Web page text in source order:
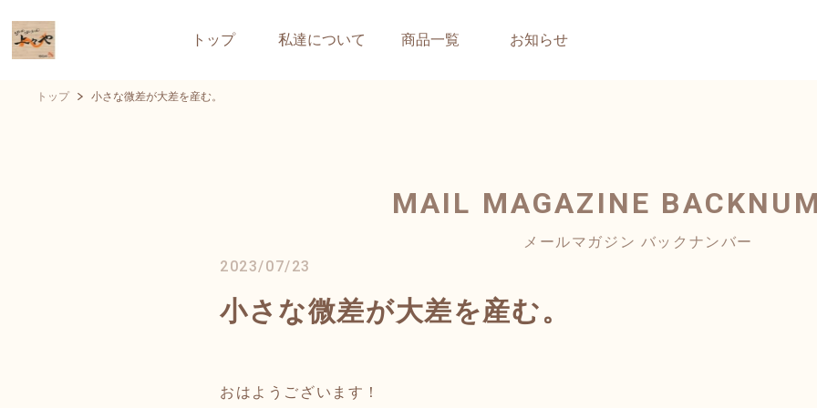
トップ 私達について 商品一覧 お知らせ
トップ 小さな微差が大差を産む。
MAIL MAGAZINE
メールマガジン バックナンバー
2023/07/23
小さな微差が大差を産む。
おはようございます！